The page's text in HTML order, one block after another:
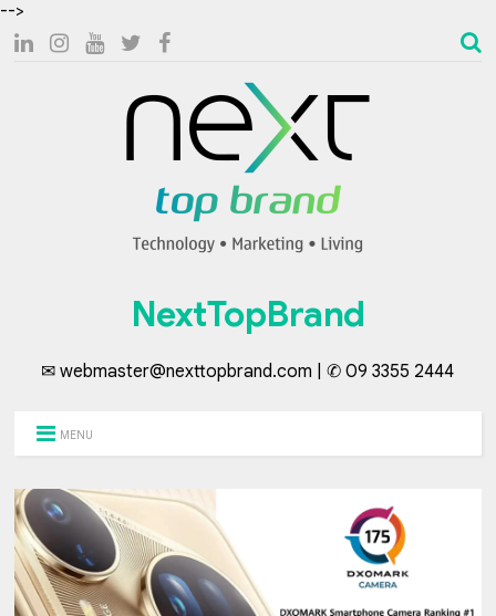
-->
NextTopBrand
✉ webmaster@nexttopbrand.com | ✆ 09 3355 2444
MENU